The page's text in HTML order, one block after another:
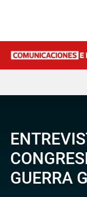
GUERRA